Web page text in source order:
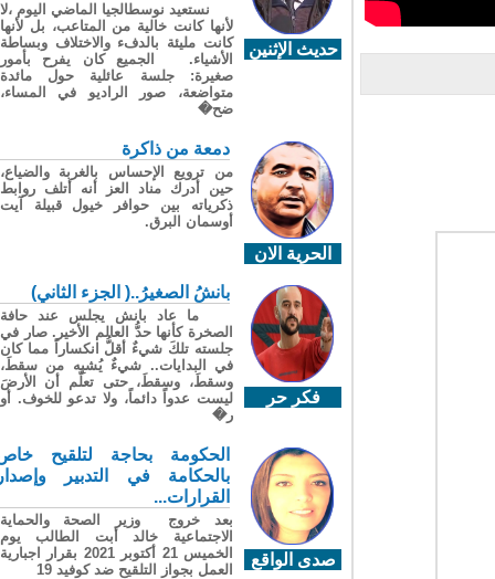
حديث الإثنين
نستعيد نوسطالجيا الماضي اليوم ،لا
لأنها كانت خالية من المتاعب، بل لأنها
كانت مليئة بالدفء والاختلاف وبساطة
الأشياء. الجميع كان يفرح بأمور
صغيرة: جلسة عائلية حول مائدة
متواضعة، صور الراديو في المساء،
ضح�
الحرية الان
دمعة من ذاكرة
من ترويع الإحساس بالغربة والضياع،
حين أدرك مناد العز أنه أتلف روابط
ذكرياته بين حوافر خيول قبيلة آيت
أوسمان البرق.
فكر حر
بانشُ الصغيرُ..( الجزء الثاني)
ما عاد بانش يجلس عند حافة
الصخرة كأنها حدُّ العالم الأخير. صار في
جلسته تلكَ شيءٌ أقلُّ انكساراً مما كان
في البدايات.. شيءٌ يُشبِه من سقطَ،
وسقطَ، وسقطَ، حتى تعلّم أن الأرضَ
ليست عدواً دائماً، ولا تدعو للخوف. أو
ر�
صدى الواقع
الحكومة بحاجة لتلقيح خاص
بالحكامة في التدبير وإصدار
القرارات...
بعد خروج وزير الصحة والحماية
الاجتماعية خالد أبت الطالب يوم
الخميس 21 أكتوبر 2021 بقرار اجبارية
العمل بجواز التلقيح ضد كوفيد 19